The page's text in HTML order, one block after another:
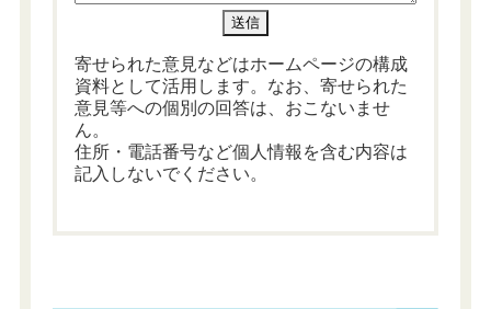
寄せられた意見などはホームページの構成
資料として活用します。なお、寄せられた
意見等への個別の回答は、おこないませ
ん。
住所・電話番号など個人情報を含む内容は
記入しないでください。